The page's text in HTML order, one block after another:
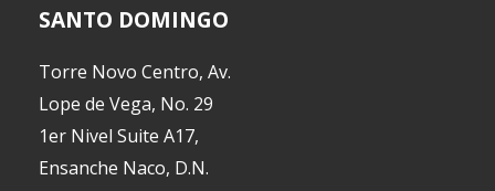
SANTO DOMINGO
Torre Novo Centro, Av.
Lope de Vega, No. 29
1er Nivel Suite A17,
Ensanche Naco, D.N.